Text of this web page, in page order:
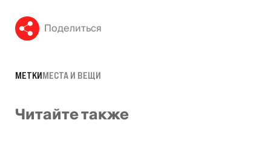
Поделиться
МЕТКИМЕСТА И ВЕЩИ
Читайте также